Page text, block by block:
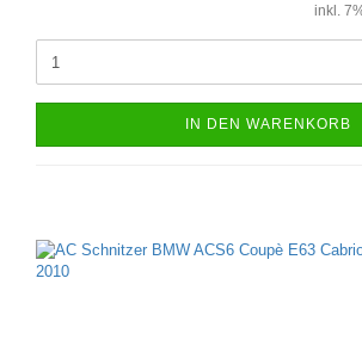
inkl.
IN DEN WARENKORB